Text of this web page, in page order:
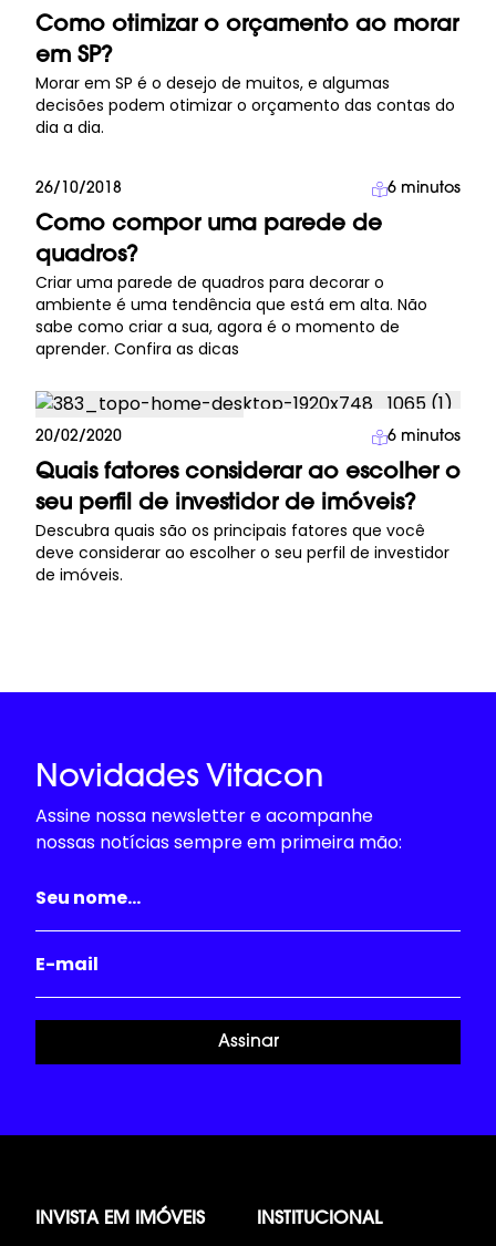
Como otimizar o orçamento ao morar
em SP?
Morar em SP é o desejo de muitos, e algumas
decisões podem otimizar o orçamento das contas do
dia a dia.
26/10/2018 6 minutos
Como compor uma parede de
quadros?
Criar uma parede de quadros para decorar o
ambiente é uma tendência que está em alta. Não
sabe como criar a sua, agora é o momento de
aprender. Confira as dicas
Investimento Imobiliário
20/02/2020 6 minutos
Quais fatores considerar ao escolher o
seu perfil de investidor de imóveis?
Descubra quais são os principais fatores que você
deve considerar ao escolher o seu perfil de investidor
de imóveis.
Novidades Vitacon
Assine nossa newsletter e acompanhe
nossas notícias sempre em primeira mão:
Assinar
INVISTA EM IMÓVEIS INSTITUCIONAL